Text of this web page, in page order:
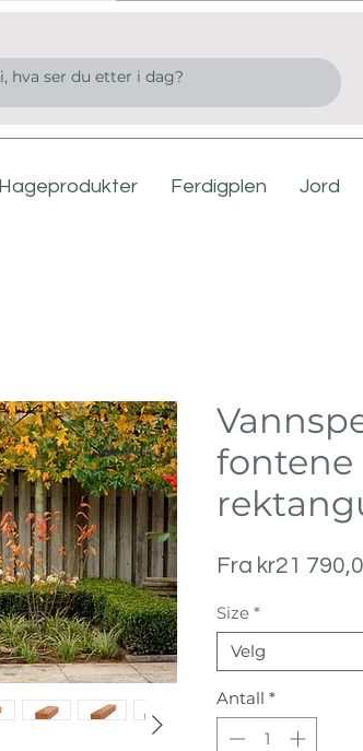
Hageprodukter Ferdigplen Jord
fontene
Fra kr21
Size *
Velg
Antall *